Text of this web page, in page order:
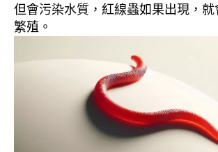
但會污染水質，紅線蟲如果出現，就
繁殖。